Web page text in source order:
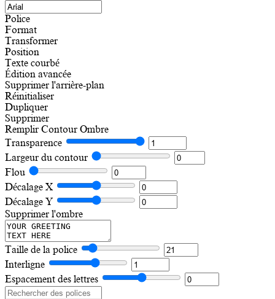
Police
Format
Transformer
Position
Texte courbé
Édition avancée
Supprimer l'arrière-plan
Réinitialiser
Dupliquer
Supprimer
Remplir Contour Ombre
Transparence
Largeur du contour
Flou
Décalage X
Décalage Y
Supprimer l'ombre
Taille de la police
Interligne
Espacement des lettres